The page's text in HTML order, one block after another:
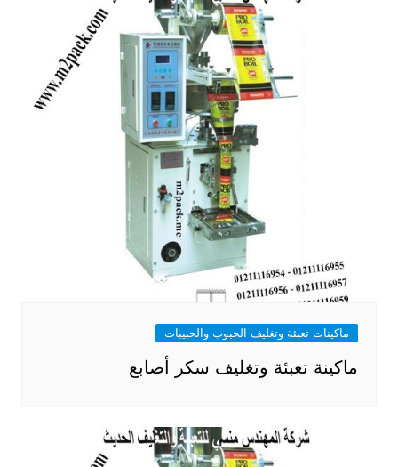
ماكينات تعبئة وتغليف الحبوب والحبيبات
ماكينة تعبئة وتغليف سكر أصابع